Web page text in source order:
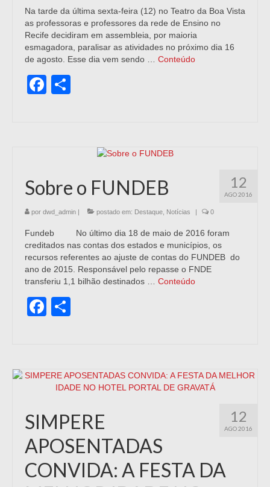
Na tarde da última sexta-feira (12) no Teatro da Boa Vista
as professoras e professores da rede de Ensino no
Recife decidiram em assembleia, por maioria
esmagadora, paralisar as atividades no próximo dia 16
de agosto. Esse dia vem sendo … Conteúdo
Facebook
12
AGO 2016
Sobre o FUNDEB
por dwd_admin postado em: Destaque Notícias 0
Fundeb No último dia 18 de maio de 2016 foram
creditados nas contas dos estados e municípios, os
recursos referentes ao ajuste de contas do FUNDEB do
ano de 2015. Responsável pelo repasse o FNDE
transferiu 1,1 bilhão destinados … Conteúdo
Facebook
12
AGO 2016
SIMPERE
APOSENTADAS
CONVIDA: A FESTA DA